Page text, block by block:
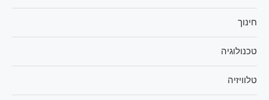
חינוך
טכנולוגיה
טלוויזיה